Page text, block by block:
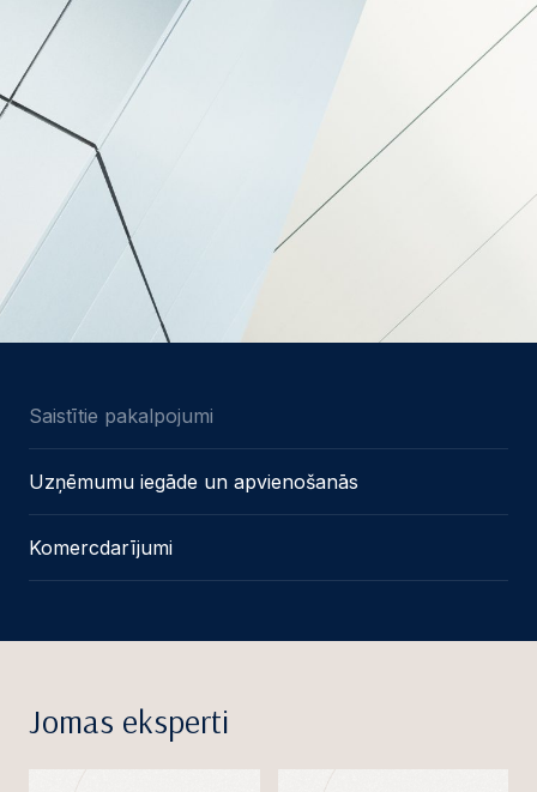
Saistītie pakalpojumi
Uzņēmumu iegāde un apvienošanās
Komercdarījumi
Jomas eksperti